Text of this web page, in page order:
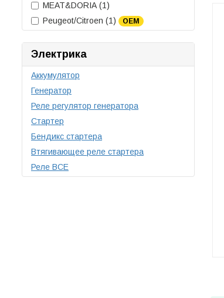
MEAT&DORIA (1)
Peugeot/Citroen (1) OEM
Электрика
Аккумулятор
Генератор
Реле регулятор генератора
Стартер
Бендикс стартера
Втягивающее реле стартера
Реле ВСЕ